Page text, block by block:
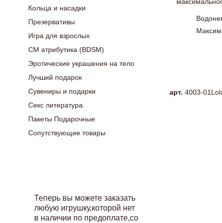
Кольца и насадки
Презервативы
Игра для взрослых
СМ атрибутика (BDSM)
Эротические украшения на тело
Лучший подарок
Сувениры и подарки
Секс литература
Пакеты Подарочные
Сопутствующие товары
Теперь вы можете заказать
любую игрушку,которой нет
в наличии по предоплате,со
арт. 4003-